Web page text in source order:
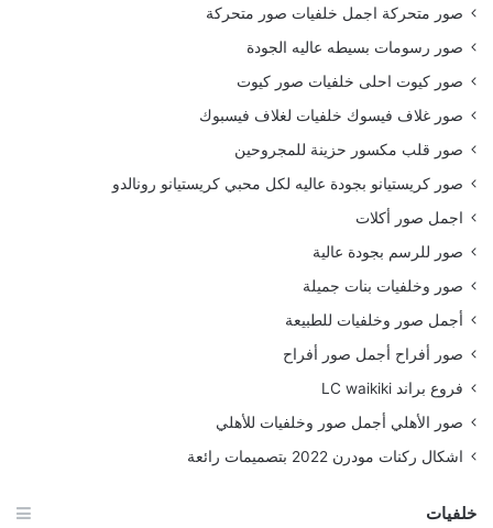
صور متحركة اجمل خلفيات صور متحركة
صور رسومات بسيطه عاليه الجودة
صور كيوت احلى خلفيات صور كيوت
صور غلاف فيسوك خلفيات لغلاف فيسبوك
صور قلب مكسور حزينة للمجروحين
صور كريستيانو بجودة عاليه لكل محبي كريستيانو رونالدو
اجمل صور أكلات
صور للرسم بجودة عالية
صور وخلفيات بنات جميلة
أجمل صور وخلفيات للطبيعة
صور أفراح أجمل صور أفراح
فروع براند LC waikiki
صور الأهلي أجمل صور وخلفيات للأهلي
اشكال ركنات مودرن 2022 بتصميمات رائعة
خلفيات